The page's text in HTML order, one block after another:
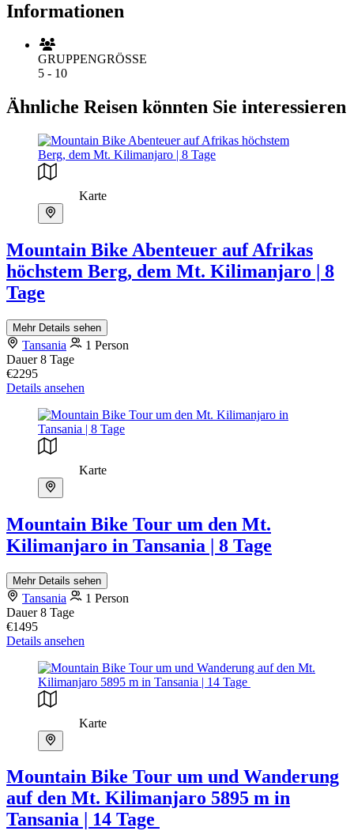
Informationen
GRUPPENGRÖSSE
5 - 10
Ähnliche Reisen könnten Sie interessieren
Karte
Mountain Bike Abenteuer auf Afrikas
höchstem Berg, dem Mt. Kilimanjaro | 8
Tage
Mehr Details sehen
Tansania
1 Person
Dauer8 Tage
€2295
Details ansehen
Karte
Mountain Bike Tour um den Mt.
Kilimanjaro in Tansania | 8 Tage
Mehr Details sehen
Tansania
1 Person
Dauer8 Tage
€1495
Details ansehen
Karte
Mountain Bike Tour um und Wanderung
auf den Mt. Kilimanjaro 5895 m in
Tansania | 14 Tage